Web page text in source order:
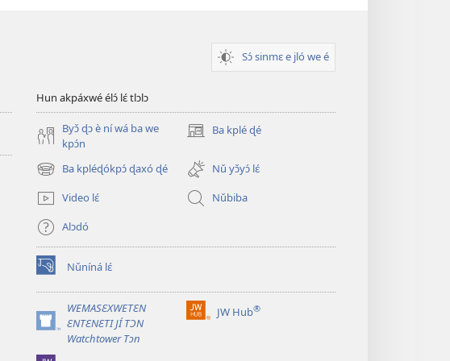
Sɔ́ sinmɛ e jló we é
Hun akpáxwé élɔ́ lɛ́ tlɔlɔ
Byɔ̌ ɖɔ è ní wá ba we
kpɔ́n
Ba kplé ɖé
(opens
window)
Ba kpléɖókpɔ́ ɖaxó ɖé
(opens
new
window)
Nǔ yɔ̌yɔ́ lɛ́
Video lɛ́
Nǔbiba
Alɔdó
Nǔníná lɛ́
(opens
new
window)WEMASƐXWETƐN
ƐNTƐNƐTI JÍ TƆN
Watchtower Tɔn
(opens
JW Hub®
(opens